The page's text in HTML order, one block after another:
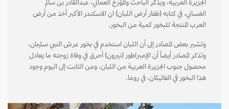
الجزيرة العربية، ويذكر الباحث والمؤرخ العماني، عبدالقادر بن سالم
الغساني، في كتابه (ظفار أرض اللبان) ان الاسكندر الأكبر أخذ من أرض
العرب المنتجة للبخور كمية من البخور.
وتشير بعض المصادر إلى أن اللبان استخدم في بخور عرش النبي سليمان،
وتذكر المصادر أيضاً أن الإمبراطور (نيرون) أحرق في وفاة زوجته ما يعادل
محصول جنوب الجزيرة العربية من اللبان، ومن الثابت إلى اليوم وجود
هذا البخور في الفاتيكان، في روما.